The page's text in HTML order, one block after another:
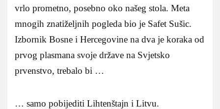
vrlo prometno, posebno oko našeg stola. Meta
mnogih znatiželjnih pogleda bio je Safet Sušic.
Izbornik Bosne i Hercegovine na dva je koraka od
prvog plasmana svoje države na Svjetsko
prvenstvo, trebalo bi …
… samo pobijediti Lihtenštajn i Litvu.